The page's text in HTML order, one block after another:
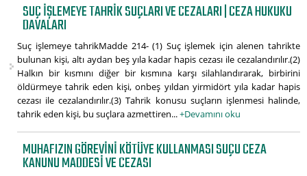
SUÇ IŞLEMEYE TAHRIK SUÇLARI VE CEZALARI | CEZA HUKUKU
DAVALARI
Suç işlemeye tahrikMadde 214- (1) Suç işlemek için alenen tahrikte
bulunan kişi, altı aydan beş yıla kadar hapis cezası ile cezalandırılır.(2)
Halkın bir kısmını diğer bir kısmına karşı silahlandırarak, birbirini
öldürmeye tahrik eden kişi, onbeş yıldan yirmidört yıla kadar hapis
cezası ile cezalandırılır.(3) Tahrik konusu suçların işlenmesi halinde,
tahrik eden kişi, bu suçlara azmettiren...+Devamını oku
MUHAFIZIN GÖREVINI KÖTÜYE KULLANMASI SUÇU CEZA
KANUNU MADDESI VE CEZASI